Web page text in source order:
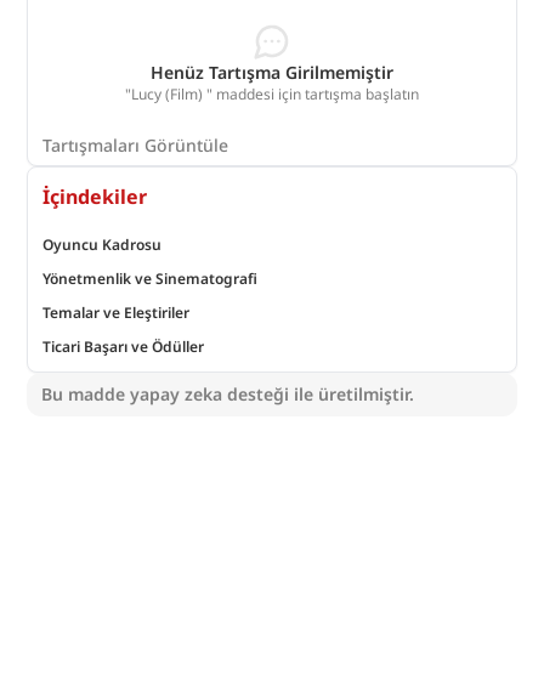
Henüz Tartışma Girilmemiştir
"Lucy (Film) " maddesi için tartışma başlatın
Tartışmaları Görüntüle
İçindekiler
Oyuncu Kadrosu
Yönetmenlik ve Sinematografi
Temalar ve Eleştiriler
Ticari Başarı ve Ödüller
Bu madde yapay zeka desteği ile üretilmiştir.